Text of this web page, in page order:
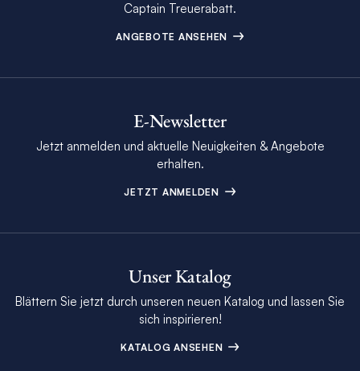
Captain Treuerabatt.
ANGEBOTE ANSEHEN
E-Newsletter
Jetzt anmelden und aktuelle Neuigkeiten & Angebote
erhalten.
JETZT ANMELDEN
Unser Katalog
Blättern Sie jetzt durch unseren neuen Katalog und lassen Sie
sich inspirieren!
KATALOG ANSEHEN